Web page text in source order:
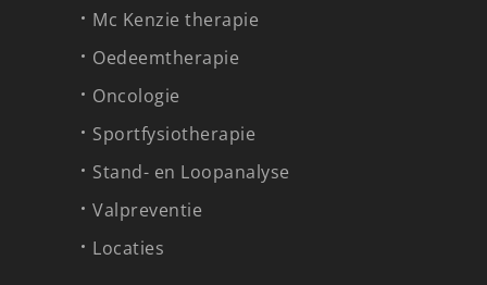
Mc Kenzie therapie
Oedeemtherapie
Oncologie
Sportfysiotherapie
Stand- en Loopanalyse
Valpreventie
Locaties